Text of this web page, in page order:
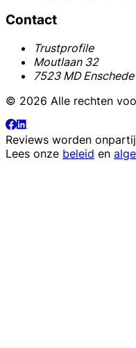
Contact
Trustprofile
Moutlaan 32
7523 MD Enschede
© 2026 Alle rechten
Reviews worden
Lees onze beleid en